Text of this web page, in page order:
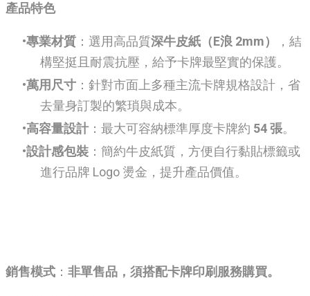
產品特色
專業材質 ：選用高品質深牛皮紙（E浪 2mm）
，結
構堅挺且耐震抗壓，給予卡牌最堅實的保護。
萬用尺寸 ：針對市面上多種主流卡牌規格設計，省
去量身訂製的繁瑣與成本。
高容量設計：最大可容納標準厚度卡牌約 54 張。
設計感包裝 ：簡約牛皮紙質，方便自行黏貼標籤或
進行品牌 Logo 燙金，提升產品價值。
銷售模式 ： 非單售品，須搭配卡牌印刷服務購買。